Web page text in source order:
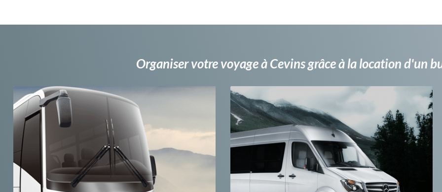
Organiser votre voyage à Cevins grâce à la location d'un